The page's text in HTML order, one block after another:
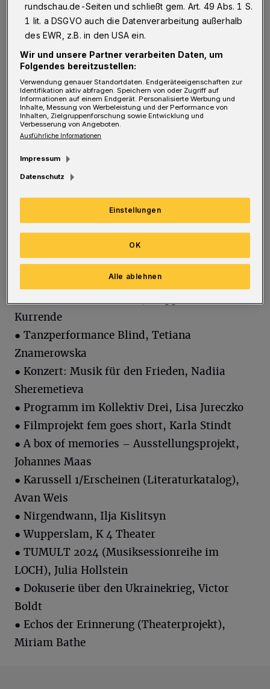
D ie siebenköpfige Jury hat Förderungen
für zwölf Wuppertaler, drei
Remscheider und zwei Solinger Projekte junger
Kulturschaffender entschieden. Für eine
Förderung ausgewählt wurden Vorhaben aus
unterschiedlichen künstlerischen Sparten,
darunter Kunstausstellungen, integrative und
Filme und Veranstaltungsformate wie
Konzertreihen. Insgesamt waren 38
Projektanträge eingereicht worden, davon 30
aus Wuppertal.
Die Wuppertaler Projekte:
Kurrende
● Tanzperformance Blind, Tetiana
Znamerowska
● Konzert: Musik für den Frieden, Nadiia
Sheremetieva
● Programm im Kollektiv Drei, Lisa Jureczko
● Filmprojekt fem goes short, Karla Stindt
● A box of memories – Ausstellungsprojekt,
Johannes Maas
● Karussell 1/Erscheinen (Literaturkatalog),
Avan Weis
● Nirgendwann, Ilja Kislitsyn
● Wupperslam, K 4 Theater
● TUMULT 2024 (Musiksessionreihe im
LOCH), Julia Hollstein
● Dokuserie über den Ukrainekrieg, Victor
Boldt
● Echos der Erinnerung (Theaterprojekt),
Miriam Bathe
rundschau.de-Seiten und schließt gem. Art. 49 Abs. 1 S.
1 lit. a DSGVO auch die Datenverarbeitung außerhalb
des EWR, z.B. in den USA ein.
Wir und unsere Partner verarbeiten Daten, um
Folgendes bereitzustellen:
Verwendung genauer Standortdaten. Endgeräteeigenschaften zur
Identifikation aktiv abfragen. Speichern von oder Zugriff auf
Informationen auf einem Endgerät. Personalisierte Werbung und
Inhalte, Messung von Werbeleistung und der Performance von
Inhalten, Zielgruppenforschung sowie Entwicklung und
Verbesserung von Angeboten.
Ausführliche Informationen
Impressum
Datenschutz
Einstellungen
Alle ablehnen
OK